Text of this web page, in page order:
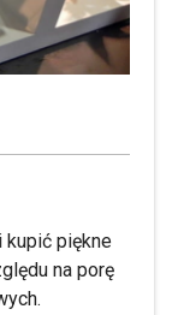
kupić piękne
na porę